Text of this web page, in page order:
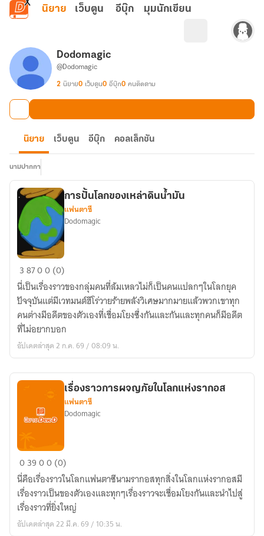
ข้ามไปยังเนื้อหาหลัก
นิยาย เว็บตูน อีบุ๊ก มุมนักเขียน
Dodomagic
@Dodomagic
2 นิยาย0 เว็บตูน0 อีบุ๊ก0 คนติดตาม
นิยาย เว็บตูน อีบุ๊ก คอลเล็กชัน
นามปากกา
การ
ปั้น
โลก
ของ
เหล่า
ดิน
น้ำมัน
การปั้นโลกของเหล่าดินน้ำมัน
แฟนตาซี
Dodomagic
38700 (0)
นี่เป็นเรื่องราวของกลุ่มคนที่ล้มเหลวไม่ก็เป็นคนแปลกๆในโลกยุค
ปัจจุบันแต่มีเวทมนต์ฮีโร่วายร้ายพลังวิเศษมากมายแล้วพวกเขาทุก
คนต่างมีอดีตของตัวเองที่เชื่อมโยงซึ่งกันและกันและทุกคนก็มีอดีต
ที่ไม่อยากบอก
อัปเดตล่าสุด 2 ก.ค. 69 / 08:09 น.
เรื่อง
ราว
การ
ผจญ
ภัย
ใน
เรื่องราวการผจญภัยในโลกแห่งรากอส
แฟนตาซี
Dodomagic
03900 (0)
นี่คือเรื่องราวในโลกแฟนตาซีนามรากอสทุกสิ่งในโลกแห่งรากอสมี
เรื่องราวเป็นของตัวเองและทุกๆเรื่องราวจะเชื่อมโยงกันและนำไปสู่
เรื่องราวที่ยิ่งใหญ่
อัปเดตล่าสุด 22 มี.ค. 69 / 10:35 น.